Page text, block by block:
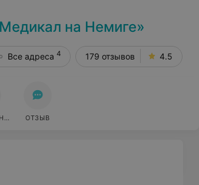
на Немиге»
Все адреса 4 179 отзывов 4.5
ОТЗЫВ